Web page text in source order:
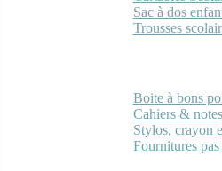
Sac à dos
Trousses
Boite à bons
Cahiers & notes
Stylos, crayon
Fournitures pas